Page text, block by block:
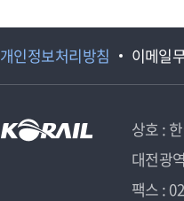
개인정보처리방침 이메일
상호 :
대전광
팩스 :